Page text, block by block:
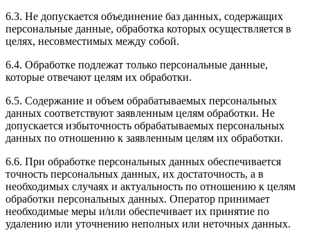
6.3. Не допускается объединение баз данных, содержащих
персональные данные, обработка которых осуществляется в
целях, несовместимых между собой.
6.4. Обработке подлежат только персональные данные,
которые отвечают целям их обработки.
6.5. Содержание и объем обрабатываемых персональных
данных соответствуют заявленным целям обработки. Не
допускается избыточность обрабатываемых персональных
данных по отношению к заявленным целям их обработки.
6.6. При обработке персональных данных обеспечивается
точность персональных данных, их достаточность, а в
необходимых случаях и актуальность по отношению к целям
обработки персональных данных. Оператор принимает
необходимые меры и/или обеспечивает их принятие по
удалению или уточнению неполных или неточных данных.